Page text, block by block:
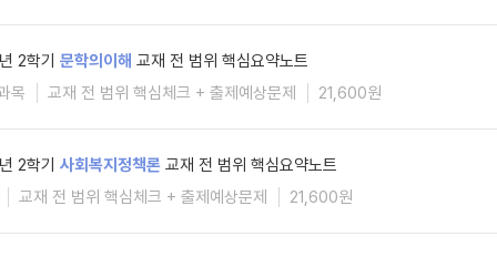
2학기 문학의이해 교재 전 범위 핵심요약노트
목
교재 전 범위 핵심체크 + 출제예상문제 21,600원
2학기 사회복지정책론 교재 전 범위 핵심요약노트
교재 전 범위 핵심체크 + 출제예상문제
21,600원